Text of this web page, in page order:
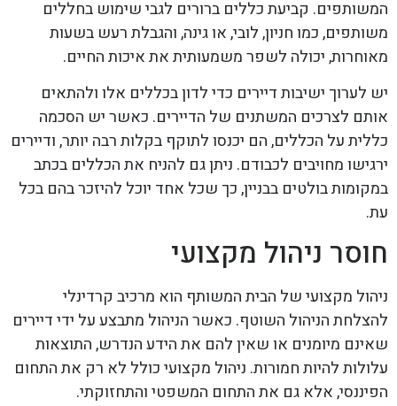
המשותפים. קביעת כללים ברורים לגבי שימוש בחללים
משותפים, כמו חניון, לובי, או גינה, והגבלת רעש בשעות
מאוחרות, יכולה לשפר משמעותית את איכות החיים.
יש לערוך ישיבות דיירים כדי לדון בכללים אלו ולהתאים
אותם לצרכים המשתנים של הדיירים. כאשר יש הסכמה
כללית על הכללים, הם יכנסו לתוקף בקלות רבה יותר, ודיירים
ירגישו מחויבים לכבודם. ניתן גם להניח את הכללים בכתב
במקומות בולטים בבניין, כך שכל אחד יוכל להיזכר בהם בכל
עת.
חוסר ניהול מקצועי
ניהול מקצועי של הבית המשותף הוא מרכיב קרדינלי
להצלחת הניהול השוטף. כאשר הניהול מתבצע על ידי דיירים
שאינם מיומנים או שאין להם את הידע הנדרש, התוצאות
עלולות להיות חמורות. ניהול מקצועי כולל לא רק את התחום
הפיננסי, אלא גם את התחום המשפטי והתחזוקתי.